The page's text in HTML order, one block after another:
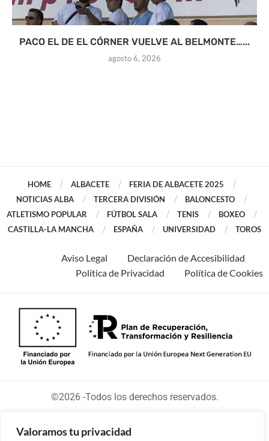
Valoramos tu privacidad
PACO EL DE EL CÓRNER VUELVE AL BELMONTE…...
agosto 6, 2026
HOME ALBACETE
FERIA DE ALBACETE 2025
NOTICIAS ALBA
TERCERA DIVISIÓN
BALONCESTO
ATLETISMO POPULAR
FÚTBOL SALA TENIS
BOXEO
CASTILLA-LA MANCHA
ESPAÑA UNIVERSIDAD TOROS
Aviso Legal
Declaración de Accesibilidad
Política de Privacidad
Política de Cookies
©2026 -Todos los derechos reservados.